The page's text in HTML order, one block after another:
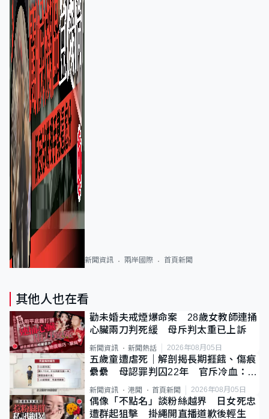
新聞資訊 兩岸國際 首頁新聞
其他人也在看
勸未婚夫戒煙爆命案 28歲女教師連捅
心臟兩刀判死緩 母斥判太重已上訴
新聞資訊 新聞熱話 2026年08月05日
五歲童遭虐死｜解剖揭長期捱餓、傷痕
纍纍 母認罪判囚22年 官斥冷血：同
類案最惡劣
新聞資訊 港聞 首頁新聞 2026年08月05日
偶像「不點名」談粉絲越界 日女死忠
遭群起狙擊 掛繩開直播道歉後輕生